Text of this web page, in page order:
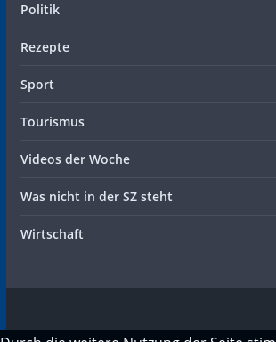
Politik
Rezepte
Sport
Tourismus
Videos der Woche
Was nicht in der SZ steht
Wirtschaft